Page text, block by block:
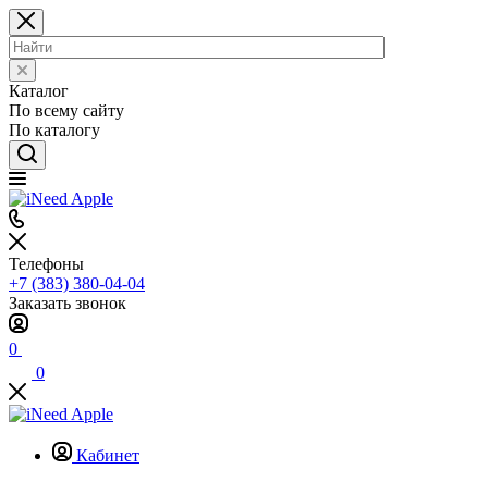
Каталог
По всему сайту
По каталогу
Телефоны
+7 (383) 380-04-04
Заказать звонок
0
0
Кабинет